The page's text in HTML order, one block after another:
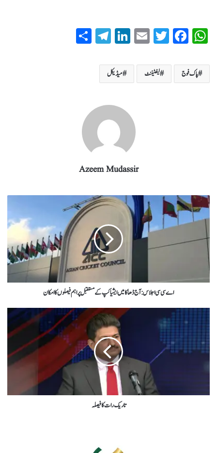
W
ha
ts
A
Fa
ce
bo
ok
T
wi
tte
r
E
m
ail
Li
nk
ed
In
T
el
پاک فوج لیفٹیننٹ میڈیکل
Azeem Mudassir
اے سی سی اجلاس: آج ڈھاکا میں ایشیا کپ کے مستقبل پر اہم فیصلوں کا امکان
تاریک رات کا فیصلہ